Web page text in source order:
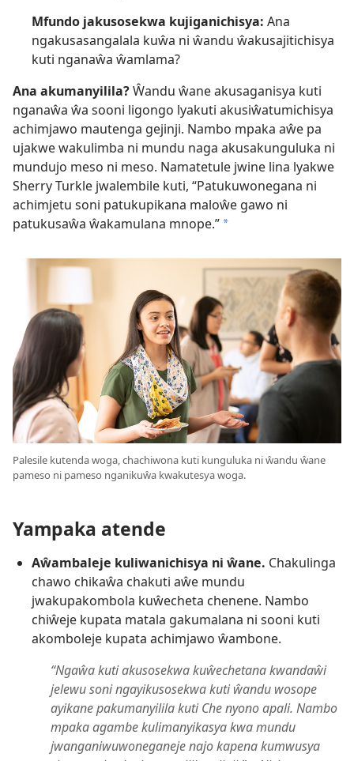
Mfundo jakusosekwa kujiganichisya: Ana
ngakusasangalala kuŵa ni ŵandu ŵakusajitichisya
kuti nganaŵa ŵamlama?
Ana akumanyilila?Ŵandu ŵane akusaganisya kuti
nganaŵa ŵa sooni ligongo lyakuti akusiŵatumichisya
achimjawo mautenga gejinji. Nambo mpaka aŵe pa
ujakwe wakulimba ni mundu naga akusakunguluka ni
mundujo meso ni meso. Namatetule jwine lina lyakwe
Sherry Turkle jwalembile kuti, “Patukuwonegana ni
achimjetu soni patukupikana maloŵe gawo ni
patukusaŵa ŵakamulana mnope.” a
Palesile kutenda woga, chachiwona kuti kunguluka ni ŵandu ŵane
pameso ni pameso nganikuŵa kwakutesya woga.
Yampaka atende
Aŵambaleje kuliwanichisya ni ŵane. Chakulinga
chawo chikaŵa chakuti aŵe mundu
jwakupakombola kuŵecheta chenene. Nambo
chiŵeje kupata matala gakumalana ni sooni kuti
akomboleje kupata achimjawo ŵambone.
“Ngaŵa kuti akusosekwa kuŵechetana kwandaŵi
jelewu soni ngayikusosekwa kuti ŵandu wosope
ayikane pakumanyilila kuti Che nyono apali. Nambo
mpaka agambe kulimanyikasya kwa mundu
jwanganiwuwoneganeje najo kapena kumwusya